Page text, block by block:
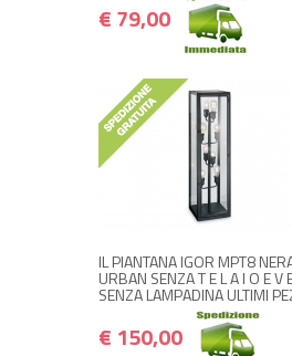
€ 79,00
IL PIANTANA IGOR MPT8
URBAN SENZA T E L A I O E V
SENZA LAMPADINA ULTIMI
€ 150,00
+ ACQUISTA